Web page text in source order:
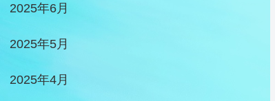
2025年6月
2025年5月
2025年4月